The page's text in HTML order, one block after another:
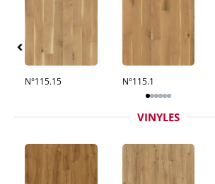
N°115.15 N°115.1
VINYLES